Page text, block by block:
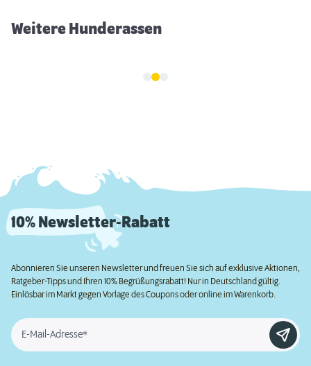
Weitere Hunderassen
10% Newsletter-Rabatt
Abonnieren Sie unseren Newsletter und freuen Sie sich auf exklusive Aktionen,
Ratgeber-Tipps und Ihren 10% Begrüßungsrabatt! Nur in Deutschland gültig.
Einlösbar im Markt gegen Vorlage des Coupons oder online im Warenkorb.
E-Mail-Adresse*